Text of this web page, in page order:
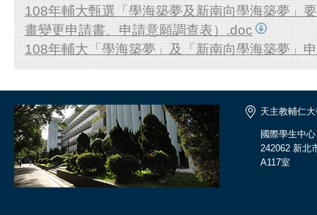
108年輔大甄選「學海築夢及新南向學海築夢」
畫變更申請書、申請意願調查表）.doc
108年輔大「學海築夢」及「新南向學海築夢」
天主教輔仁
國際學生中心
242062 新北
A117室